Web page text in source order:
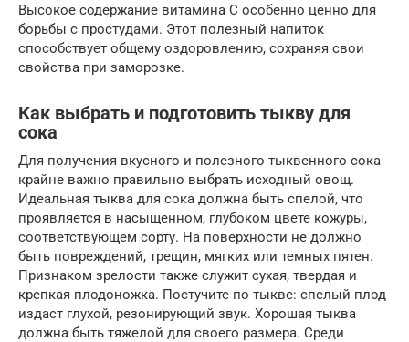
Высокое содержание витамина С особенно ценно для
борьбы с простудами. Этот полезный напиток
способствует общему оздоровлению, сохраняя свои
свойства при заморозке.
Как выбрать и подготовить тыкву для
сока
Для получения вкусного и полезного тыквенного сока
крайне важно правильно выбрать исходный овощ.
Идеальная тыква для сока должна быть спелой, что
проявляется в насыщенном, глубоком цвете кожуры,
соответствующем сорту. На поверхности не должно
быть повреждений, трещин, мягких или темных пятен.
Признаком зрелости также служит сухая, твердая и
крепкая плодоножка. Постучите по тыкве: спелый плод
издаст глухой, резонирующий звук. Хорошая тыква
должна быть тяжелой для своего размера. Среди